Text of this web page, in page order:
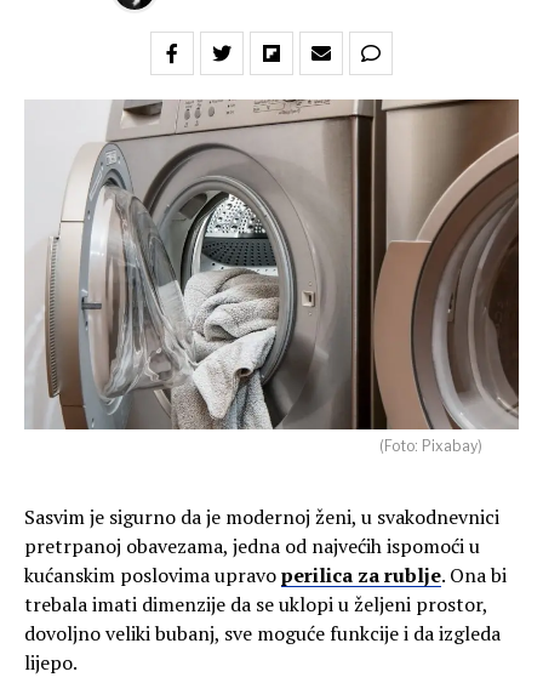
(Foto: Pixabay)
Sasvim je sigurno da je modernoj ženi, u svakodnevnici
pretrpanoj obavezama, jedna od najvećih ispomoći u
kućanskim poslovima upravoperilica za rublje. Ona bi
trebala imati dimenzije da se uklopi u željeni prostor,
dovoljno veliki bubanj, sve moguće funkcije i da izgleda
lijepo.